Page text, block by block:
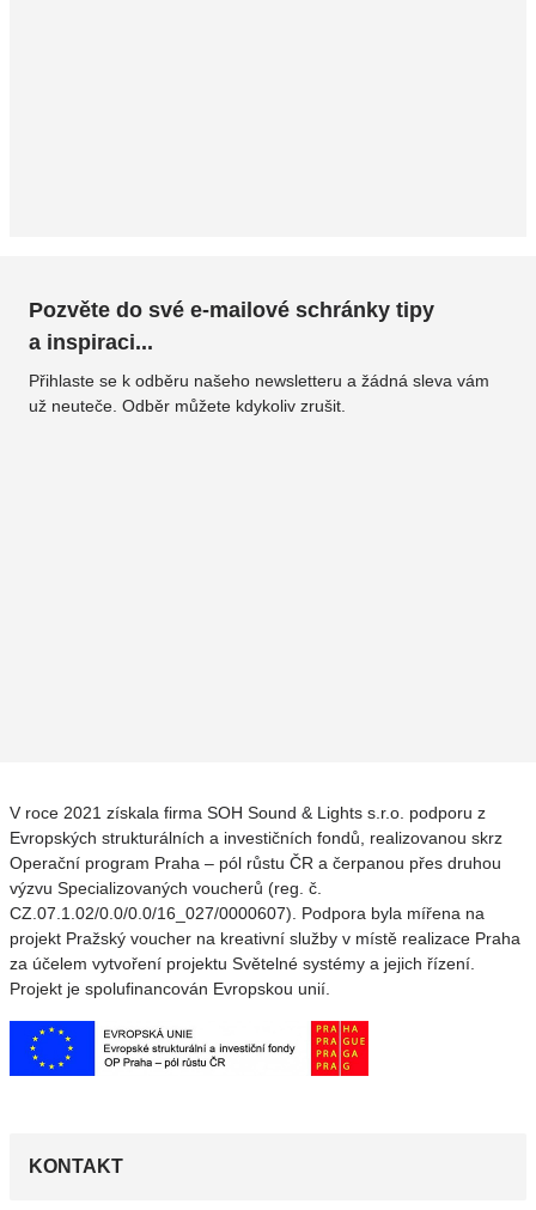
Pozvěte do své e-mailové schránky tipy
a inspiraci...
Přihlaste se k odběru našeho newsletteru a žádná sleva vám
už neuteče. Odběr můžete kdykoliv zrušit.
V roce 2021 získala firma SOH Sound & Lights s.r.o. podporu z
Evropských strukturálních a investičních fondů, realizovanou skrz
Operační program Praha – pól růstu ČR a čerpanou přes druhou
výzvu Specializovaných voucherů (reg. č.
CZ.07.1.02/0.0/0.0/16_027/0000607). Podpora byla mířena na
projekt Pražský voucher na kreativní služby v místě realizace Praha
za účelem vytvoření projektu Světelné systémy a jejich řízení.
Projekt je spolufinancován Evropskou unií.
KONTAKT